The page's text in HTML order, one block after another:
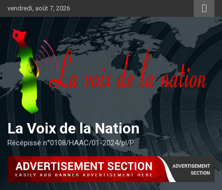
au
contenu
vendredi, août 7, 2026
La Voix de la Nation
Récépissé n°0108/HAAC/01-2024/pl/P